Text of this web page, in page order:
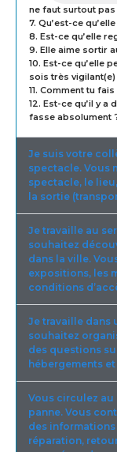
ne faut surtout
7. Qu’est-ce
8. Est-ce qu’elle
9. Elle aime sortir
10. Est-ce qu’elle
sois très vigilant(e)
11. Comment tu
12. Est-ce qu’il y a
fasse absolument
Je suis votre
spectacle. Vous
spectacle, le
la sortie
Je travaille au
souhaitez
dans la ville.
expositions, les
conditions
Je travaille dans
souhaitez
des questions
hébergements
Vous circulez au
panne. Vous
des informations
réparation,